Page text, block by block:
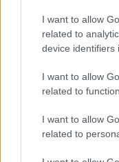
I want to allow
related to
device identifiers
I want to allow
related to
I want to allow
related to
Ki a franc az
dankógábor•2015. január
Kik ezek?
Ez áll a Kanye
Facebookra kitett
kommentelőnk